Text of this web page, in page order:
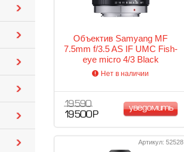
Объектив Samyang MF
7.5mm f/3.5 AS IF UMC Fish-
eye micro 4/3 Black
Нет в наличии
19 590
19 500 Р
уведомить
Артикул: 52528